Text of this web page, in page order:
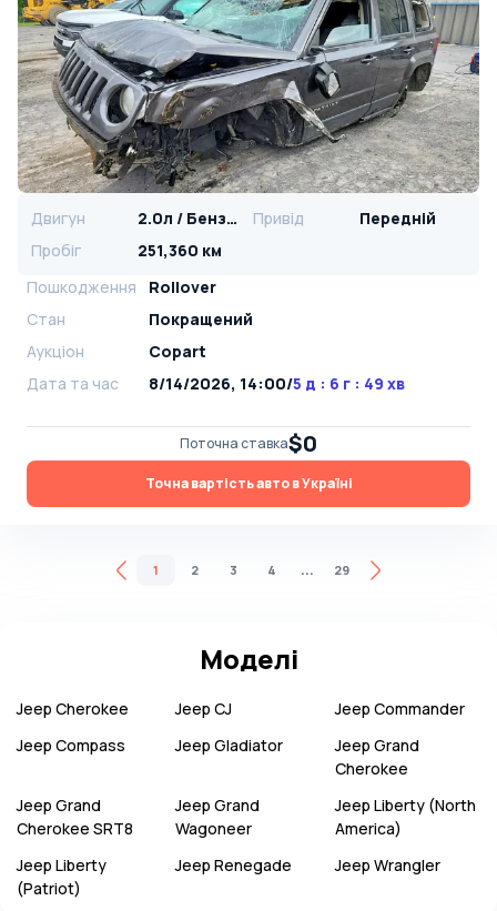
Двигун 2.0л / Бензин Привід
Передній
Пробіг
251,360 км
Пошкодження
Rollover
Стан
Покращений
Аукціон
Copart
Дата та час
8/14/2026, 14:00/5 д : 6 г : 49 хв
Поточна ставка$0
Точна вартість авто в Україні
1 2 3 4 ... 29
Моделі
Jeep Cherokee Jeep CJ Jeep Commander
Jeep Compass Jeep Gladiator Jeep Grand
Cherokee
Jeep Grand
Cherokee SRT8
Jeep Grand
Wagoneer
Jeep Liberty (North
America)
Jeep Liberty
(Patriot)
Jeep Renegade Jeep Wrangler